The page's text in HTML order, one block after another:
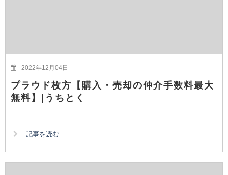
2022年12月04日
プラウド枚方【購入・売却の仲介手数料最大
無料】|うちとく
記事を読む